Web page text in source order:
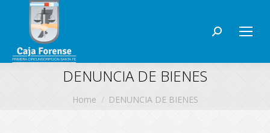
Search:
DENUNCIA DE BIENES
Home DENUNCIA DE BIENES